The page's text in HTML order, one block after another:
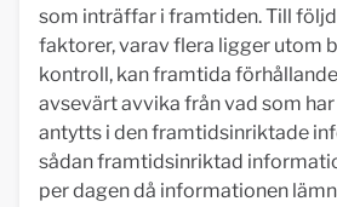
som inträffar i framtiden. Till
faktorer, varav flera ligger utom
kontroll, kan framtida
avsevärt avvika från vad som
antytts i den framtidsinriktade
sådan framtidsinriktad
per dagen då informationen